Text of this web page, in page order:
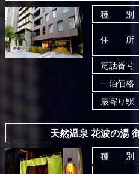
種 別
住 所
電話番号
一泊価格
最寄り駅
天然温泉 花波の湯
種 別